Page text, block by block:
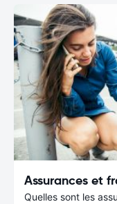
Assurances et
Quelles sont les